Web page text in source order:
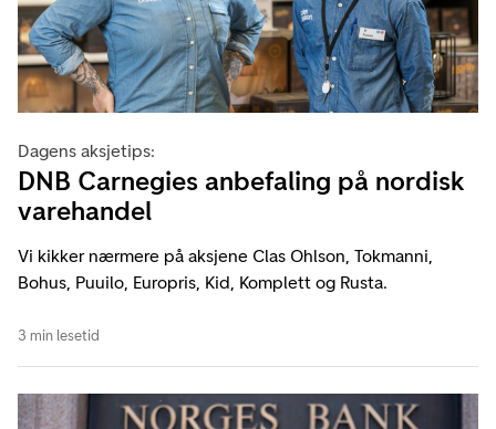
Dagens aksjetips:
DNB Carnegies anbefaling på nordisk
varehandel
Vi kikker nærmere på aksjene Clas Ohlson, Tokmanni,
Bohus, Puuilo, Europris, Kid, Komplett og Rusta.
3 min lesetid